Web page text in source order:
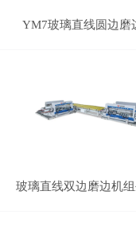
YM7玻璃直线圆边磨